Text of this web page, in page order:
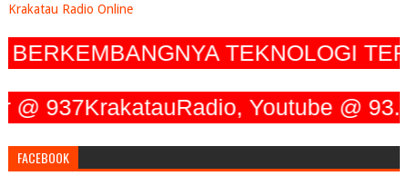
Krakatau Radio Online
TEKNOLOGI
Youtube @ 93.7
FACEBOOK